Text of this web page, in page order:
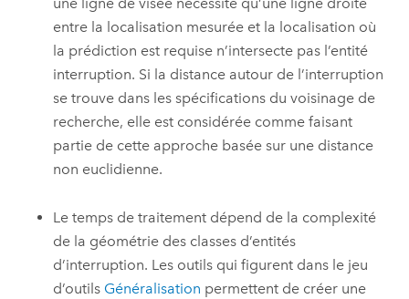
une ligne de visée nécessite qu’une ligne droite
entre la localisation mesurée et la localisation où
la prédiction est requise n’intersecte pas l’entité
interruption. Si la distance autour de l’interruption
se trouve dans les spécifications du voisinage de
recherche, elle est considérée comme faisant
partie de cette approche basée sur une distance
non euclidienne.
Le temps de traitement dépend de la complexité
de la géométrie des classes d’entités
d’interruption. Les outils qui figurent dans le jeu
d’outils Généralisation permettent de créer une